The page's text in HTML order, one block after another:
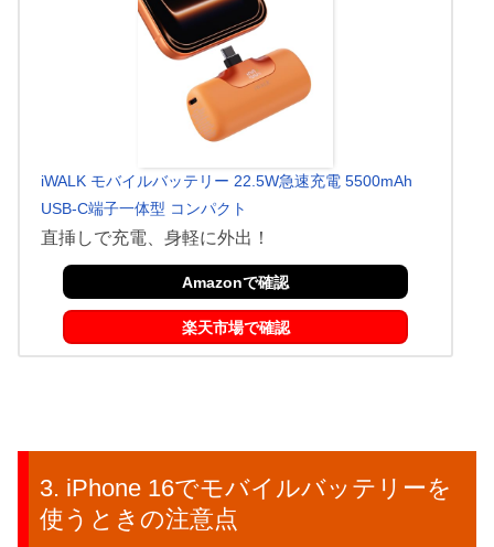
iWALK モバイルバッテリー 22.5W急速充電 5500mAh
USB-C端子一体型 コンパクト
直挿しで充電、身軽に外出！
Amazonで確認
楽天市場で確認
iPhone 16でモバイルバッテリーを
使うときの注意点